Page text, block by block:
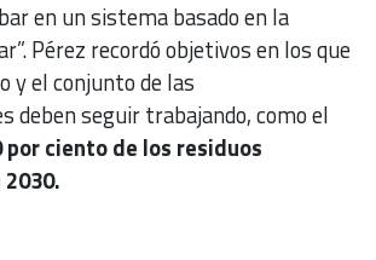
en un sistema basado en la
Pérez recordó objetivos en los que
y el conjunto de las
deben seguir trabajando, como el
ciento de los residuos